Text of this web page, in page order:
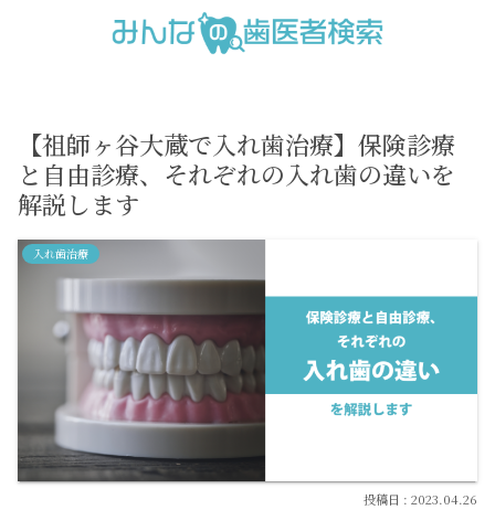
【祖師ヶ谷大蔵で入れ歯治療】保険診療
と自由診療、それぞれの入れ歯の違いを
解説します
入れ歯治療
2023.04.26